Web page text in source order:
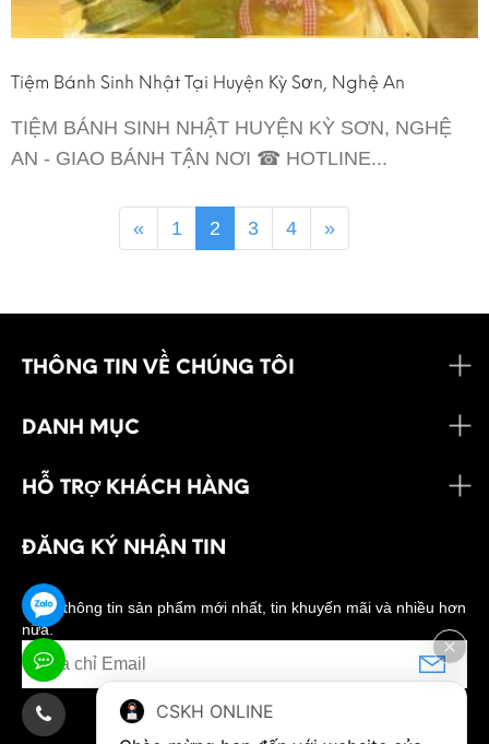
Tiệm Bánh Sinh Nhật Tại Huyện Kỳ Sơn, Nghệ An
TIỆM BÁNH SINH NHẬT HUYỆN KỲ SƠN, NGHỆ
AN - GIAO BÁNH TẬN NƠI ☎ HOTLINE...
« 1 2 3 4 »
THÔNG TIN VỀ CHÚNG TÔI
DANH MỤC
HỖ TRỢ KHÁCH HÀNG
ĐĂNG KÝ NHẬN TIN
Nhận thông tin sản phẩm mới nhất, tin khuyến mãi và nhiều hơn
nữa.
CSKH ONLINE